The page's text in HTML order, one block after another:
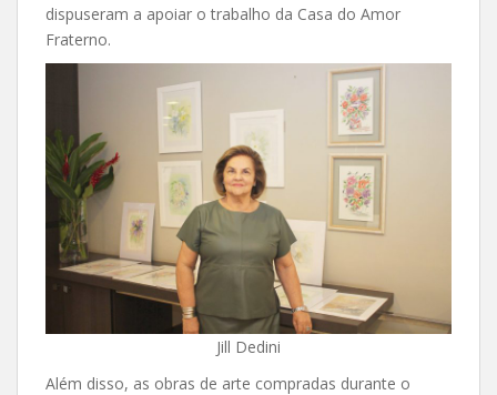
dispuseram a apoiar o trabalho da Casa do Amor
Fraterno.
Jill Dedini
Além disso, as obras de arte compradas durante o